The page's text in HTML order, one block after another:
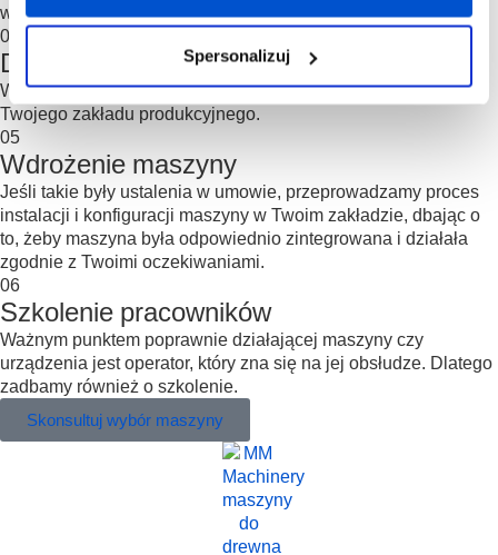
Spersonalizuj
wspólnie ustalamy termin realizacji.
04
Dostawa maszyny
W umówionym terminie dostarczamy maszynę do drewna do
Twojego zakładu produkcyjnego.
05
Wdrożenie maszyny
Jeśli takie były ustalenia w umowie, przeprowadzamy proces
instalacji i konfiguracji maszyny w Twoim zakładzie, dbając o
to, żeby maszyna była odpowiednio zintegrowana i działała
zgodnie z Twoimi oczekiwaniami.
06
Szkolenie pracowników
Ważnym punktem poprawnie działającej maszyny czy
urządzenia jest operator, który zna się na jej obsłudze. Dlatego
zadbamy również o szkolenie.
Skonsultuj wybór maszyny